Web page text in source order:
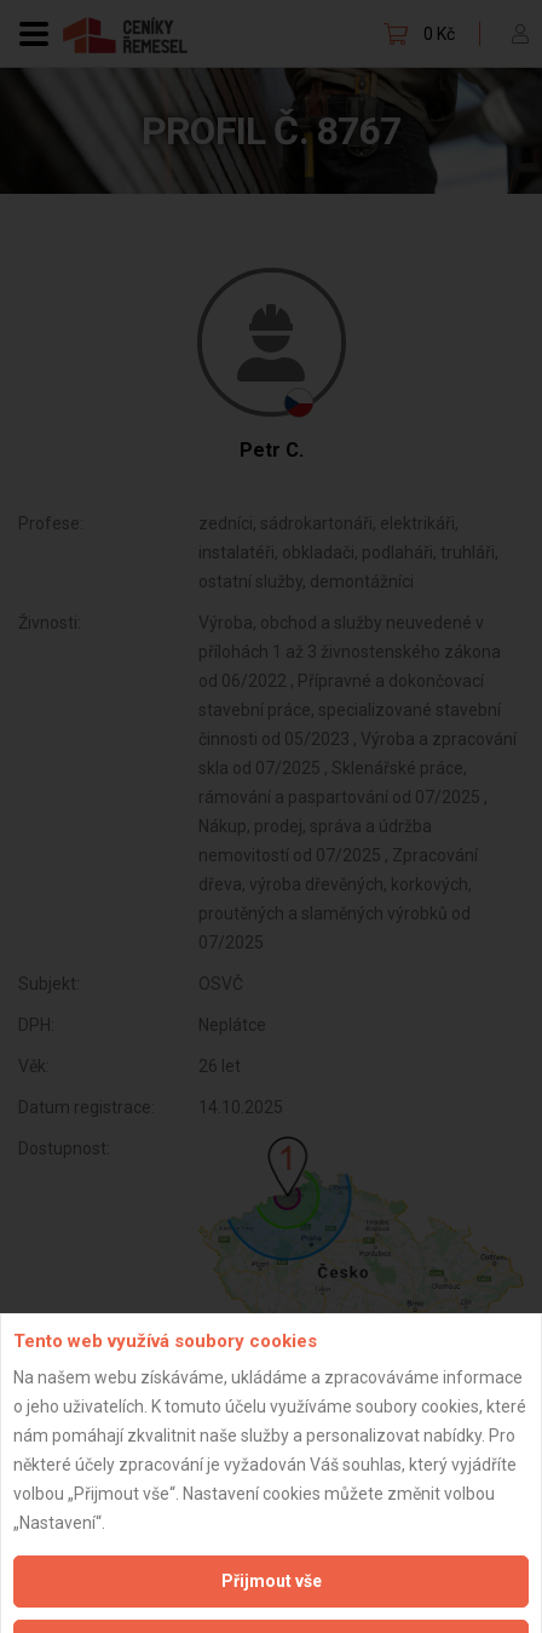
0 Kč
PROFIL Č. 8767
Petr C.
Profese:
zedníci, sádrokartonáři, elektrikáři,
instalatéři, obkladači, podlaháři, truhláři,
ostatní služby, demontážníci
Živnosti:
Výroba, obchod a služby neuvedené v
přílohách 1 až 3 živnostenského zákona
od 06/2022 , Přípravné a dokončovací
stavební práce, specializované stavební
činnosti od 05/2023 , Výroba a zpracování
skla od 07/2025 , Sklenářské práce,
rámování a paspartování od 07/2025 ,
Nákup, prodej, správa a údržba
nemovitostí od 07/2025 , Zpracování
dřeva, výroba dřevěných, korkových,
proutěných a slaměných výrobků od
07/2025
Subjekt: OSVČ
DPH: Neplátce
Věk: 26 let
Datum registrace: 14.10.2025
Dostupnost:
ZPĚT
Tento web využívá soubory cookies
Na našem webu získáváme, ukládáme a zpracováváme informace
o jeho uživatelích. K tomuto účelu využíváme soubory cookies, které
nám pomáhají zkvalitnit naše služby a personalizovat nabídky. Pro
některé účely zpracování je vyžadován Váš souhlas, který vyjádříte
volbou „Přijmout vše“. Nastavení cookies můžete změnit volbou
„Nastavení“.
Přijmout vše